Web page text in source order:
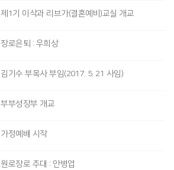
제1기 이삭과 리브가(결혼예비)교실 개교
장로은퇴 : 우희상
김기수 부목사 부임(2017. 5. 21 사임)
부부성장부 개교
가정예배 시작
원로장로 추대 : 안병엽